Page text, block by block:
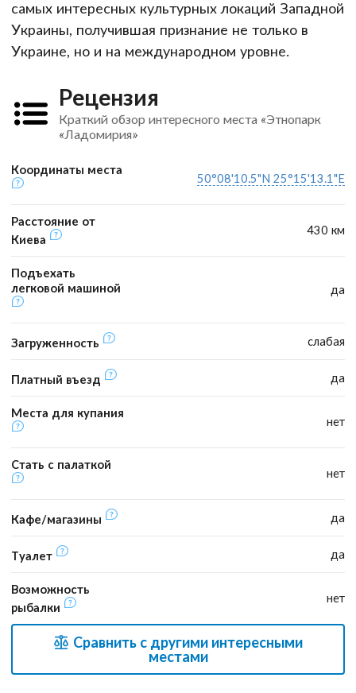
самых интересных культурных локаций Западной
Украины, получившая признание не только в
Украине, но и на международном уровне.
Рецензия
Краткий обзор интересного места «Этнопарк
«Ладомирия»
Координаты места
50°08'10.5"N 25°15'13.1"E
Расстояние от
Киева
430 км
Подъехать
легковой машиной
да
Загруженность слабая
Платный въезд да
Места для купания
нет
Стать с палаткой
нет
Кафе/магазины да
Туалет да
Возможность
рыбалки
нет
Сравнить с другими интересными
местами